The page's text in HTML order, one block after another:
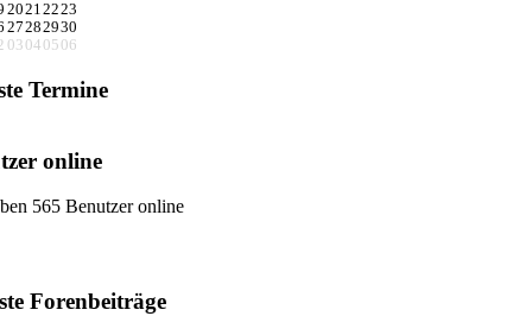
20212223
27282930
03 04 05 06
Termine
online
565 Benutzer online
Forenbeiträge